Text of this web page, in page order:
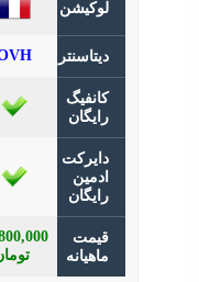
OVH OVH
2,100,000
تومان
1,800,000
تومان